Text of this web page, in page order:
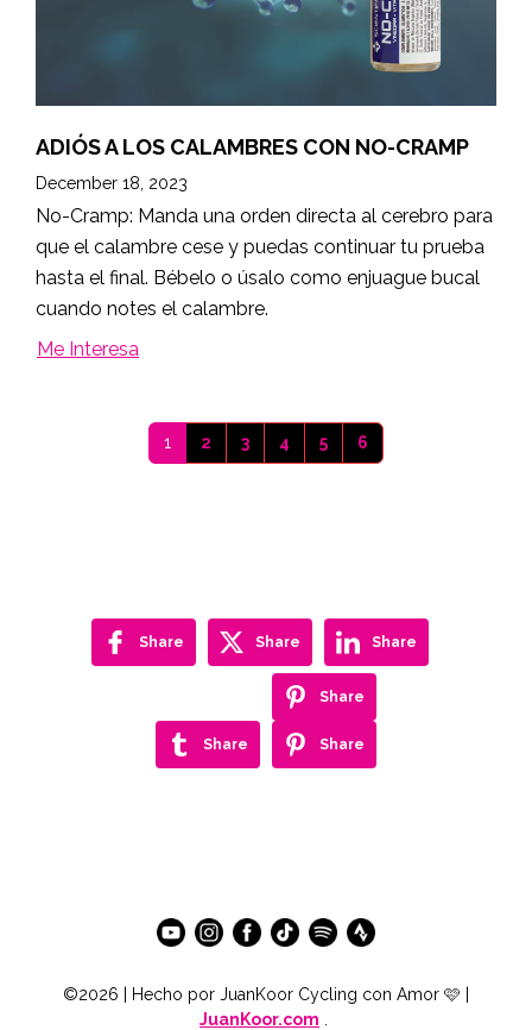
ADIÓS A LOS CALAMBRES CON NO-CRAMP
December 18, 2023
No-Cramp: Manda una orden directa al cerebro para
que el calambre cese y puedas continuar tu prueba
hasta el final. Bébelo o úsalo como enjuague bucal
cuando notes el calambre.
Me Interesa
1 2 3 4 5 6
Share Share Share
Share
Share
Share
©2026 | Hecho por JuanKoor Cycling con Amor 🩷 |
JuanKoor.com